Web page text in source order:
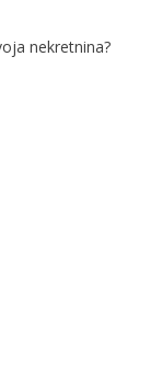
nekretnina?